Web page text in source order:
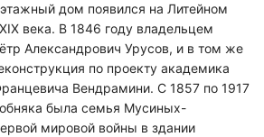
дом появился на Литейном
века. В 1846 году владельцем
Александрович Урусов, и в том же
по проекту академика
Вендрамини. С 1857 по 1917
была семья Мусиных-
мировой войны в здании